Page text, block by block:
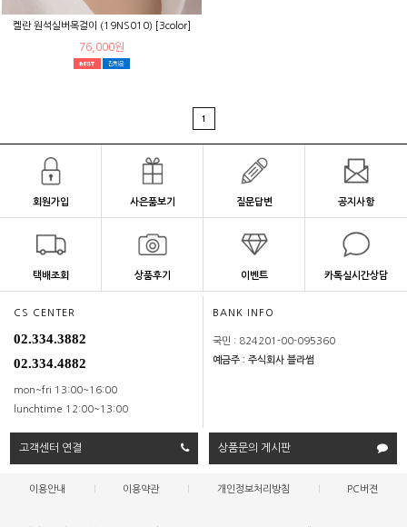
켈란 원석실버목걸이 (19NS010) [3color]
76,000원
1
회원가입 사은품보기 질문답변 공지사항
택배조회 상품후기 이벤트 카톡실시간상담
CS CENTER
02.334.3882
02.334.4882
mon~fri 13:00~16:00
lunchtime 12:00~13:00
BANK INFO
국민 : 824201-00-095360
예금주 : 주식회사 블라썸
고객센터 연결 상품문의 게시판
이용안내 이용약관 개인정보처리방침 PC버젼